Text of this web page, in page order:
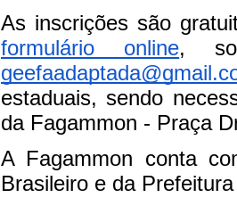
formulário online
estaduais, sendo
da Fagammon - Praça
A Fagammon conta
Brasileiro e da